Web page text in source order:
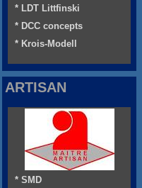
* LDT Littfinski
* DCC concepts
* Krois-Modell
ARTISAN
* SMD